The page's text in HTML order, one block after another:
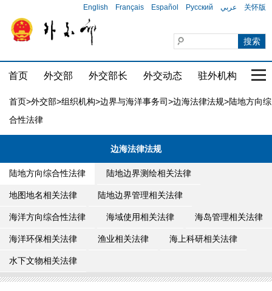
English Français Español Русский عربي 关怀版
首页 外交部 外交部长 外交动态 驻外机构 国
首页>外交部>组织机构>边界与海洋事务司>边海法律法规>陆地方向综
合性法律
边海法律法规
陆地方向综合性法律 陆地边界测绘相关法律
地图地名相关法律 陆地边界管理相关法律
海洋方向综合性法律 海域使用相关法律 海岛管理相关法律
海洋环保相关法律 渔业相关法律 海上科研相关法律
水下文物相关法律